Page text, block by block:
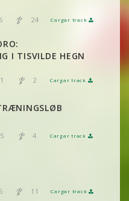
6 24 Cargar track
I TISVILDE HEGN
1 2 Cargar track
5 4 Cargar track
5 11 Cargar track